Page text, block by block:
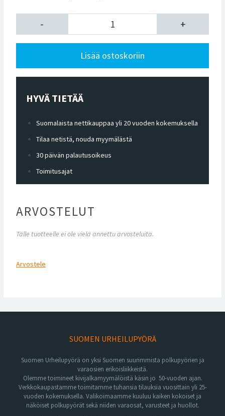
- +
Lisää ostoskoriin
HYVÄ TIETÄÄ
Suomalaista nettikauppaa yli 20 vuoden kokemuksella
Tilaa netistä, nouda myymälästä
30 päivän palautusoikeus
Toimitusajat
ARVOSTELUT
Tälle tuotteelle ei ole vielä annettu arvosteluita.
Arvostele
SUOMEN URHEILUPYÖRÄ
Suomen Urheilupyörä on yksi Suomen suurimmista polkupyörien ja
varaosien erikoisliikkeistä.
Olemme toimineet kivijalkamyymälöistä käsin jo 50-vuoden ajan.
Verkkokaupastamme toimitamme tuhansia tilauksia vuosittain yli 25-
vuoden kokemuksella. Valikoimaamme kuuluu kaiken kokoiset ja
näköiset polkupyörät sekä niiden varaosat, varusteet ja huollot.